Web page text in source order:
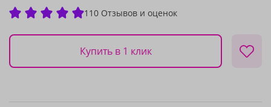
110 Отзывов и оценок
Купить в 1 клик